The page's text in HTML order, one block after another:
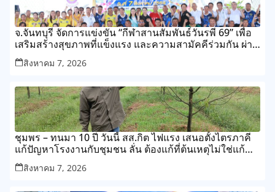
จ.จันทบุรี จัดการแข่งขัน “กีฬาสานสัมพันธ์วันรพี 69” เพื่อ
เสริมสร้างสุขภาพที่แข็งแรง และความสามัคคีร่วมกัน ผ่าน
การแข่งขันกีฬาและกิจกรรมนันทนาการ
สิงหาคม 7, 2026
ชุมพร – ทนมา 10 ปี วันนี้ สส.กิต ไฟแรง เสนอตั้งไตรภาคี
แก้ปัญหาโรงงานกับชุมชน ลั่น ต้องแก้ที่ต้นเหตุไม่ใช่แก้
ปลายเหตุไม่รู้จบ
สิงหาคม 7, 2026